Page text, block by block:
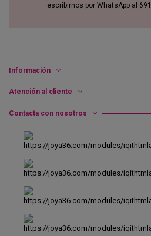
escribirnos por WhatsApp al
Información
Atención al cliente
Contacta con nosotros